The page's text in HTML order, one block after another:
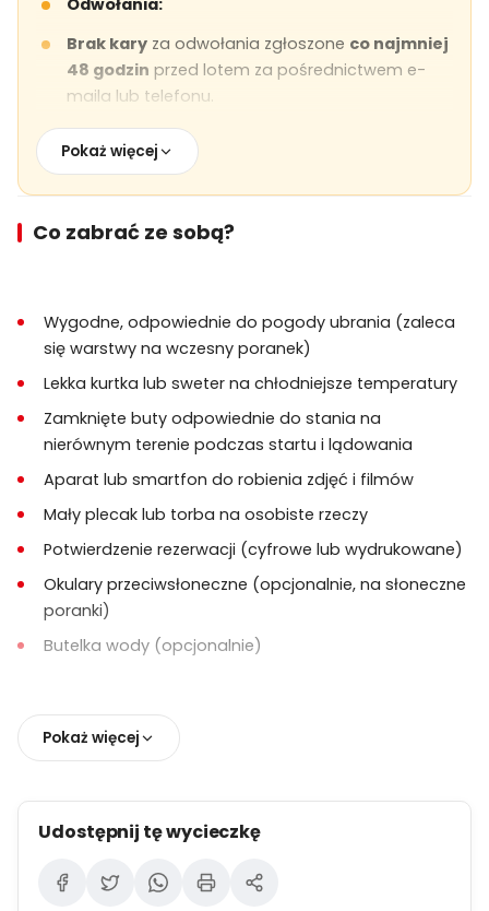
Odwołania:
Brak kary za odwołania zgłoszone co najmniej
48 godzin przed lotem za pośrednictwem e-
maila lub telefonu.
Odwołania lub brak stawiennictwa
godzin przed lotem podlegają
Szczegóły lotu:
Minimalnyczas lotu wynosi 1 godzinę
pasażerów, chociaż loty prywatne mogą mieć
mniejsze pojemności (2, 4, 12, 16, 20).
Dzieci poniżej 6 roku życianie mogą brać
Kobiety w ciąży nie mogą latać ze względów
bezpieczeństwa.
być odpowiednie do lotu.
Usługa odbioru z hotelu:
Uçhisar, Çavuşin, Avanos, Mustafapaşa,
Ortahisar
oraz pobliskich miejscowości.
Kapadocji.
Pokaż więcej
Co zabrać ze sobą?
Wygodne, odpowiednie do pogody ubrania (zaleca
się warstwy na wczesny poranek)
Lekka kurtka lub sweter na chłodniejsze temperatury
Zamknięte buty odpowiednie do stania na
nierównym terenie podczas startu i lądowania
Aparat lub smartfon do robienia zdjęć i filmów
Mały plecak lub torba na osobiste rzeczy
Potwierdzenie rezerwacji (cyfrowe lub wydrukowane)
Okulary przeciwsłoneczne (opcjonalnie, na słoneczne
poranki)
Butelka wody (opcjonalnie)
Pokaż więcej
Udostępnij tę wycieczkę